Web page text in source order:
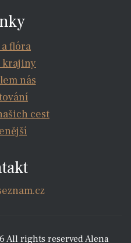
flóra
krajiny
nás
cest
All rights reserved Alena